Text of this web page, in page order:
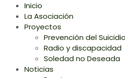
Inicio
La Asociación
Proyectos
Prevención del Suicidio
Radio y discapacidad
Soledad no Deseada
Noticias